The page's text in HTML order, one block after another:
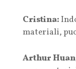
Cristina:
materiali,
Arthur